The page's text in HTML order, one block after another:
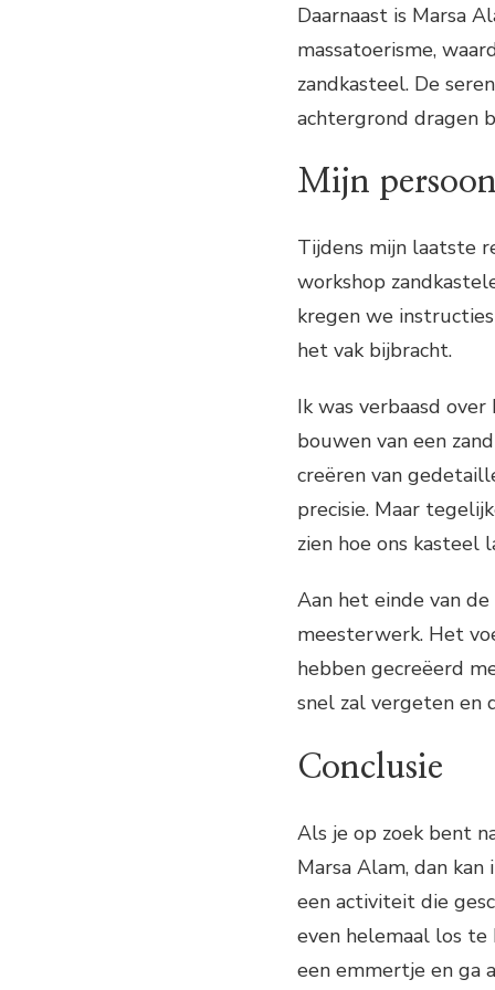
Daarnaast is Marsa
massatoerisme,
zandkasteel. De
achtergrond dragen
Mijn
Tijdens mijn laatste
workshop
kregen we
het vak bijbracht.
Ik was verbaasd
bouwen van een
creëren van
precisie. Maar
zien hoe ons kasteel
Aan het einde van
meesterwerk. Het
hebben gecreëerd
snel zal vergeten en
Conclusie
Als je op zoek bent
Marsa Alam, dan
een activiteit die
even helemaal los te
een emmertje en ga